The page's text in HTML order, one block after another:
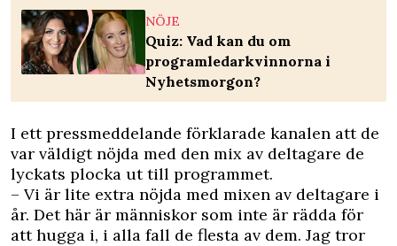
NÖJE
Quiz: Vad kan du om
programledarkvinnorna i
Nyhetsmorgon?
I ett pressmeddelande förklarade kanalen att de
var väldigt nöjda med den mix av deltagare de
lyckats plocka ut till programmet.
– Vi är lite extra nöjda med mixen av deltagare i
år. Det här är människor som inte är rädda för
att hugga i, i alla fall de flesta av dem. Jag tror